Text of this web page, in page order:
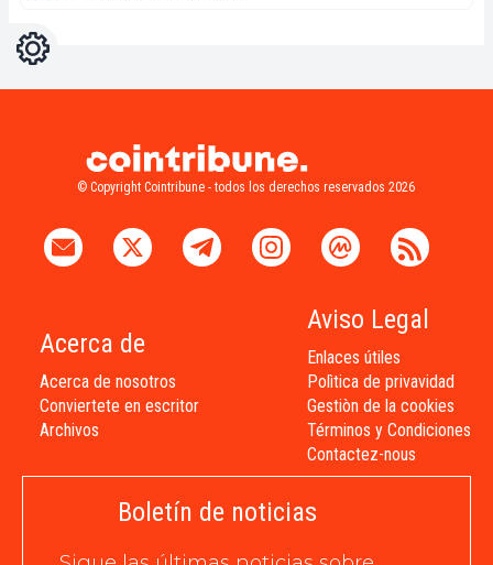
Ajustes
© Copyright Cointribune - todos los derechos reservados 2026
Acerca de
Acerca de nosotros
Conviertete en escritor
Archivos
Aviso Legal
Enlaces útiles
Polìtica de privavidad
Gestiòn de la cookies
Términos y Condiciones
Contactez-nous
Boletín de noticias